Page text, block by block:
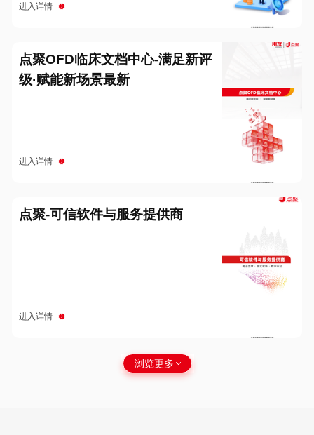
进入详情
点聚OFD临床文档中心-满足新评
级·赋能新场景最新
进入详情
点聚-可信软件与服务提供商
进入详情
浏览更多